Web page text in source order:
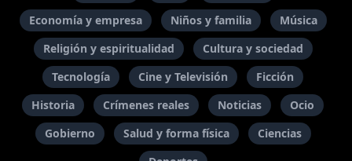
Economía y empresa
Niños y familia
Música
Religión y espiritualidad
Cultura y sociedad
Tecnología
Cine y Televisión
Ficción
Historia
Crímenes reales Noticias
Ocio
Gobierno
Salud y forma física
Ciencias